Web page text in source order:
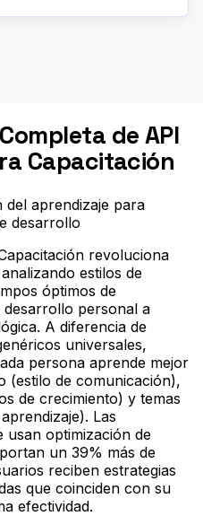
de API
Capacitación
del aprendizaje para
desarrollo
revoluciona
estilos de
óptimos de
personal a
A diferencia de
universales,
persona aprende mejor
(estilo de comunicación),
de crecimiento) y temas
Las
usan optimización de
un 39% más de
reciben estrategias
que coinciden con su
efectividad.